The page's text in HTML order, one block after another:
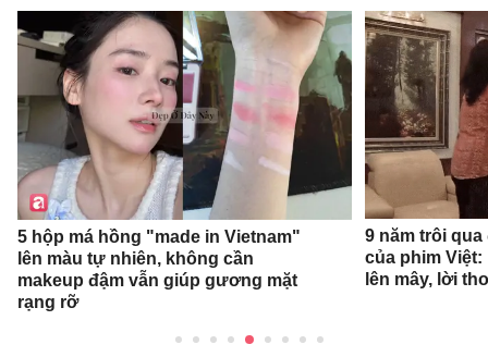
5 hộp má hồng "made in Vietnam"
lên màu tự nhiên, không cần
makeup đậm vẫn giúp gương mặt
rạng rỡ
9 năm trôi
của phim
lên mây, lời